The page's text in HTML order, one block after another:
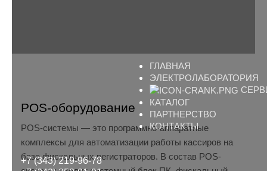
ГЛАВНАЯ
ЭЛЕКТРОЛАБОРАТОРИЯ
КАТАЛОГ
ПАРТНЕРСТВО
КОНТАКТЫ
+7 (343) 219-96-78
POS-оборудование
POS-системы — это программно-аппаратные
комплексы для автоматизации работы кассиров на
базе фискальных регистраторов. В состав POS-